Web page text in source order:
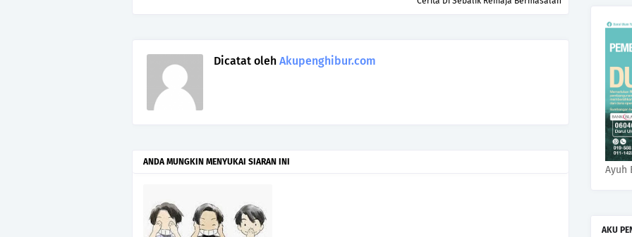
Dicatat oleh Akupenghibur.com
ANDA MUNGKIN MENYUKAI SIARAN INI
Ayuh
AKU